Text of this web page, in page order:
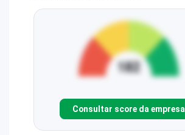
Consultar score da empresa